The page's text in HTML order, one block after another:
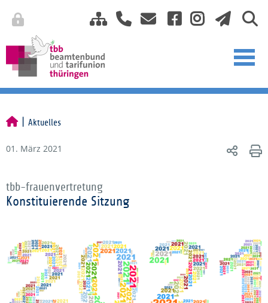
Aktuelles
01. März 2021
tbb-frauenvertretung
Konstituierende Sitzung